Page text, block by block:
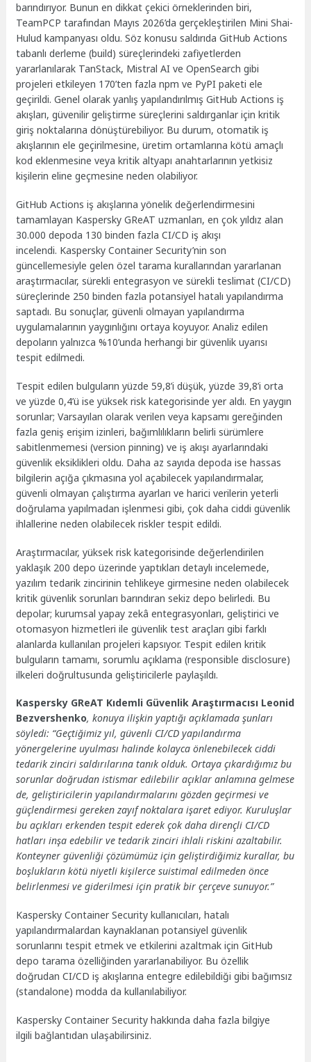
barındırıyor. Bunun en dikkat çekici örneklerinden biri,
TeamPCP tarafından Mayıs 2026’da gerçekleştirilen Mini Shai-
Hulud kampanyası oldu. Söz konusu saldırıda GitHub Actions
tabanlı derleme (build) süreçlerindeki zafiyetlerden
yararlanılarak TanStack, Mistral AI ve OpenSearch gibi
projeleri etkileyen 170’ten fazla npm ve PyPI paketi ele
geçirildi. Genel olarak yanlış yapılandırılmış GitHub Actions iş
akışları, güvenilir geliştirme süreçlerini saldırganlar için kritik
giriş noktalarına dönüştürebiliyor. Bu durum, otomatik iş
akışlarının ele geçirilmesine, üretim ortamlarına kötü amaçlı
kod eklenmesine veya kritik altyapı anahtarlarının yetkisiz
kişilerin eline geçmesine neden olabiliyor.
GitHub Actions iş akışlarına yönelik değerlendirmesini
tamamlayan Kaspersky GReAT uzmanları, en çok yıldız alan
30.000 depoda 130 binden fazla CI/CD iş akışı
incelendi. Kaspersky Container Security’nin son
güncellemesiyle gelen özel tarama kurallarından yararlanan
araştırmacılar, sürekli entegrasyon ve sürekli teslimat (CI/CD)
süreçlerinde 250 binden fazla potansiyel hatalı yapılandırma
saptadı. Bu sonuçlar, güvenli olmayan yapılandırma
uygulamalarının yaygınlığını ortaya koyuyor. Analiz edilen
depoların yalnızca %10’unda herhangi bir güvenlik uyarısı
tespit edilmedi.
Tespit edilen bulguların yüzde 59,8’i düşük, yüzde 39,8’i orta
ve yüzde 0,4’ü ise yüksek risk kategorisinde yer aldı. En yaygın
sorunlar; Varsayılan olarak verilen veya kapsamı gereğinden
fazla geniş erişim izinleri, bağımlılıkların belirli sürümlere
sabitlenmemesi (version pinning) ve iş akışı ayarlarındaki
güvenlik eksiklikleri oldu. Daha az sayıda depoda ise hassas
bilgilerin açığa çıkmasına yol açabilecek yapılandırmalar,
güvenli olmayan çalıştırma ayarları ve harici verilerin yeterli
doğrulama yapılmadan işlenmesi gibi, çok daha ciddi güvenlik
ihlallerine neden olabilecek riskler tespit edildi.
Araştırmacılar, yüksek risk kategorisinde değerlendirilen
yaklaşık 200 depo üzerinde yaptıkları detaylı incelemede,
yazılım tedarik zincirinin tehlikeye girmesine neden olabilecek
kritik güvenlik sorunları barındıran sekiz depo belirledi. Bu
depolar; kurumsal yapay zekâ entegrasyonları, geliştirici ve
otomasyon hizmetleri ile güvenlik test araçları gibi farklı
alanlarda kullanılan projeleri kapsıyor. Tespit edilen kritik
bulguların tamamı, sorumlu açıklama (responsible disclosure)
ilkeleri doğrultusunda geliştiricilerle paylaşıldı.
Kaspersky GReAT Kıdemli Güvenlik Araştırmacısı Leonid
Bezvershenko, konuya ilişkin yaptığı açıklamada şunları
söyledi: “Geçtiğimiz yıl, güvenli CI/CD yapılandırma
yönergelerine uyulması halinde kolayca önlenebilecek ciddi
tedarik zinciri saldırılarına tanık olduk. Ortaya çıkardığımız bu
sorunlar doğrudan istismar edilebilir açıklar anlamına gelmese
de, geliştiricilerin yapılandırmalarını gözden geçirmesi ve
güçlendirmesi gereken zayıf noktalara işaret ediyor. Kuruluşlar
bu açıkları erkenden tespit ederek çok daha dirençli CI/CD
hatları inşa edebilir ve tedarik zinciri ihlali riskini azaltabilir.
Konteyner güvenliği çözümümüz için geliştirdiğimiz kurallar, bu
boşlukların kötü niyetli kişilerce suistimal edilmeden önce
belirlenmesi ve giderilmesi için pratik bir çerçeve sunuyor.”
Kaspersky Container Security kullanıcıları, hatalı
yapılandırmalardan kaynaklanan potansiyel güvenlik
sorunlarını tespit etmek ve etkilerini azaltmak için GitHub
depo tarama özelliğinden yararlanabiliyor. Bu özellik
doğrudan CI/CD iş akışlarına entegre edilebildiği gibi bağımsız
(standalone) modda da kullanılabiliyor.
Kaspersky Container Security hakkında daha fazla bilgiye
ilgili bağlantıdanulaşabilirsiniz.